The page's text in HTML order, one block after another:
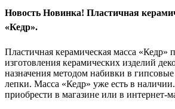
Новость Новинка! Пластичная
«Кедр».
Пластичная керамическая масса «Кедр»
изготовления керамических изделий
назначения методом набивки в
лепки. Масса «Кедр» уже есть в
приобрести в магазине или в интернет-